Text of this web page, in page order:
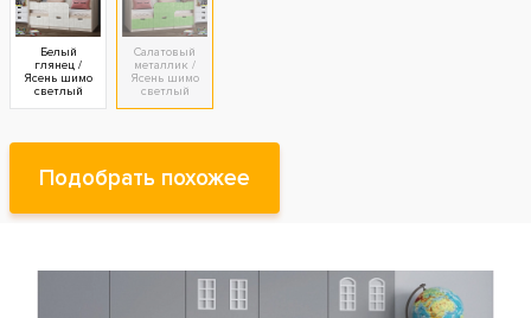
Белый
глянец /
Ясень шимо
светлый
Салатовый
металлик /
Ясень шимо
светлый
Подобрать похожее